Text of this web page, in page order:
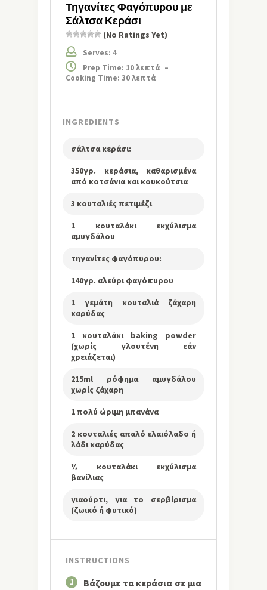
Τηγανίτες Φαγόπυρου με
Σάλτσα Κεράσι
(No Ratings Yet)
Serves: 4
Prep Time: 10 λεπτά –
Cooking Time: 30 λεπτά
INGREDIENTS
σάλτσα κεράσι:
350γρ. κεράσια, καθαρισμένα
από κοτσάνια και κουκούτσια
3 κουταλιές πετιμέζι
1 κουταλάκι εκχύλισμα
αμυγδάλου
τηγανίτες φαγόπυρου:
140γρ. αλεύρι φαγόπυρου
1 γεμάτη κουταλιά ζάχαρη
καρύδας
1 κουταλάκι baking powder
(χωρίς γλουτένη εάν
χρειάζεται)
215ml ρόφημα αμυγδάλου
χωρίς ζάχαρη
1 πολύ ώριμη μπανάνα
2 κουταλιές απαλό ελαιόλαδο ή
λάδι καρύδας
½ κουταλάκι εκχύλισμα
βανίλιας
γιαούρτι, για το σερβίρισμα
(ζωικό ή φυτικό)
INSTRUCTIONS
1
Βάζουμε τα κεράσια σε μια